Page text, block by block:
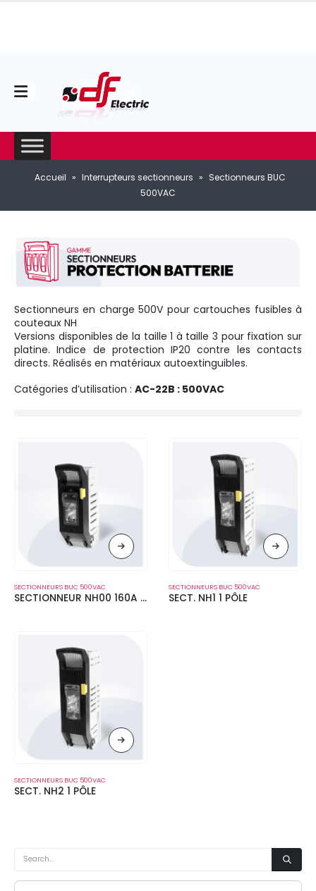
Accueil » Interrupteurs sectionneurs » Sectionneurs BUC
500VAC
Sectionneurs en charge 500V pour cartouches fusibles à
couteaux NH
Versions disponibles de la taille 1 à taille 3 pour fixation sur
platine. Indice de protection IP20 contre les contacts
directs. Réalisés en matériaux autoextinguibles.
Catégories d’utilisation : AC-22B : 500VAC
SECTIONNEURS BUC 500VAC
SECTIONNEUR NH00 160A 500V
SECTIONNEURS BUC 500VAC
SECT. NH1 1 PÔLE
SECTIONNEURS BUC 500VAC
SECT. NH2 1 PÔLE